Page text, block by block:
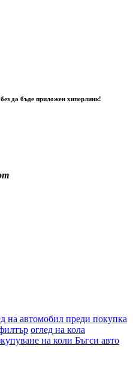
да бъде приложен хиперлинк!
на автомобил преди покупка
оглед на кола
на коли Бъгси авто